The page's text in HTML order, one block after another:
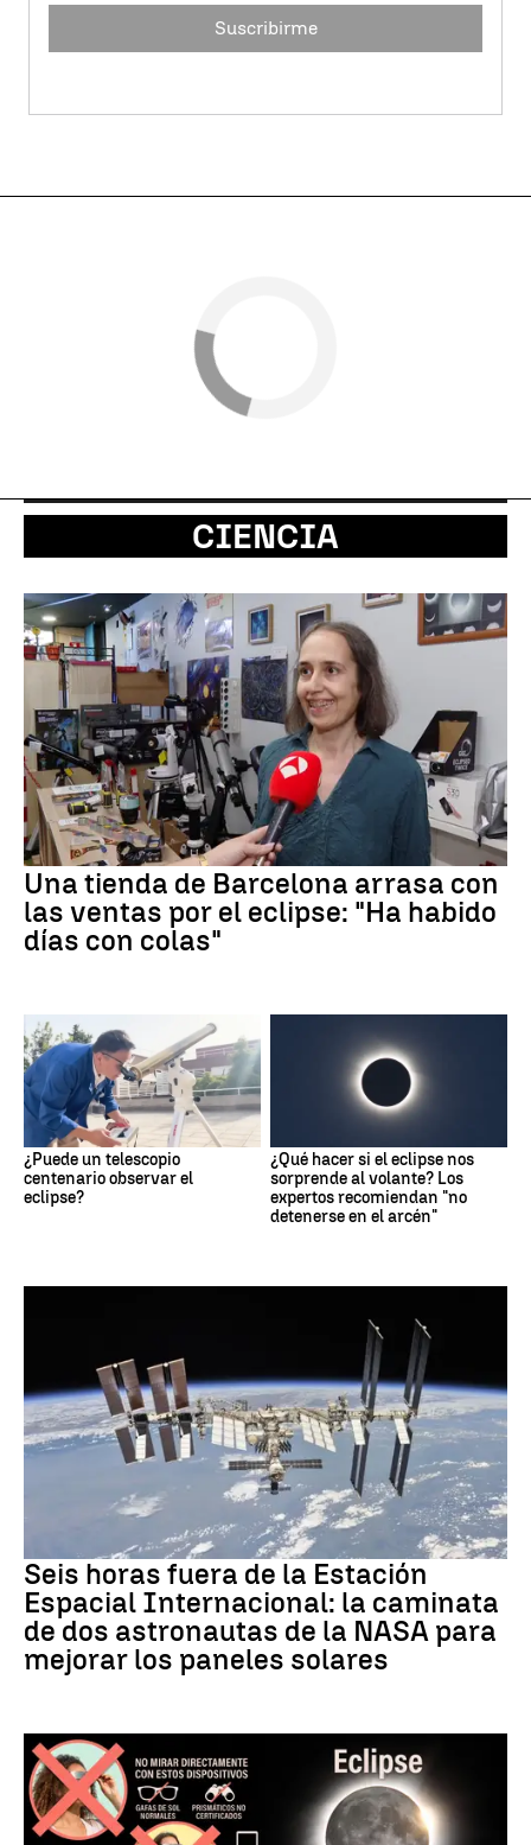
Suscribirme
CIENCIA
Una tienda de Barcelona arrasa con
las ventas por el eclipse: "Ha habido
días con colas"
¿Puede un telescopio
centenario observar el
eclipse?
¿Qué hacer si el eclipse nos
sorprende al volante? Los
expertos recomiendan "no
detenerse en el arcén"
Seis horas fuera de la Estación
Espacial Internacional: la caminata
de dos astronautas de la NASA para
mejorar los paneles solares